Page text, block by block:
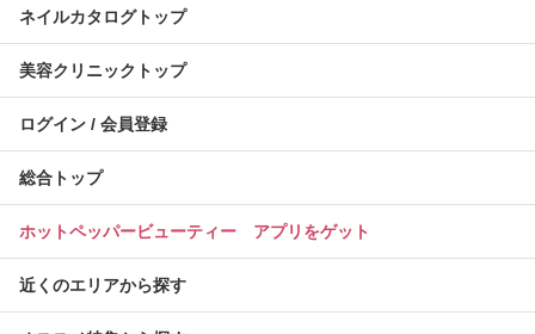
ネイルカタログトップ
美容クリニックトップ
ログイン / 会員登録
総合トップ
ホットペッパービューティー アプリをゲット
近くのエリアから探す